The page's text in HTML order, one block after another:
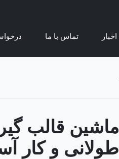
اخبار تماس با ما
ماشین قالب
طولانی و کار